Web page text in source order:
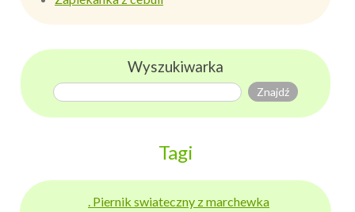
Wyszukiwarka
Tagi
. Piernik swiateczny z marchewka